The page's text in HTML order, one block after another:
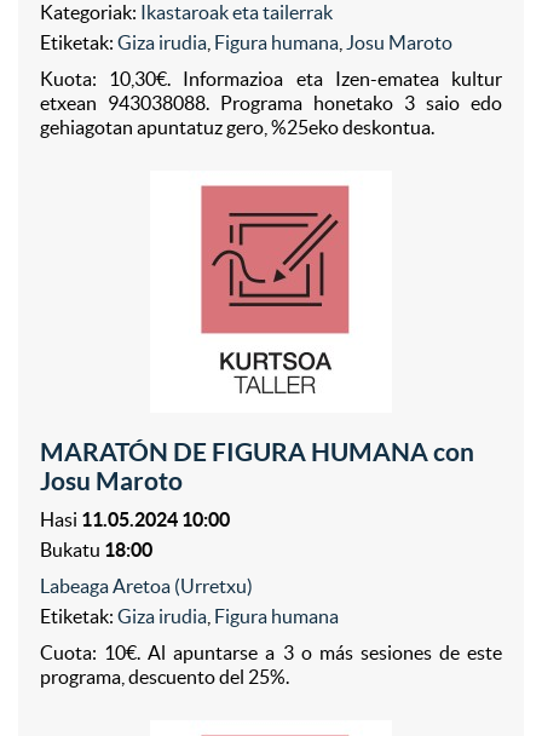
Kategoriak: Ikastaroak eta tailerrak
Etiketak: Giza irudia Figura humana Josu Maroto
Kuota: 10,30€. Informazioa eta Izen-ematea kultur
etxean 943038088. Programa honetako 3 saio edo
gehiagotan apuntatuz gero, %25eko deskontua.
MARATÓN DE FIGURA HUMANA con
Josu Maroto
Hasi 11.05.2024 10:00
Bukatu 18:00
Labeaga Aretoa (Urretxu)
Etiketak: Giza irudia Figura humana
Cuota: 10€. Al apuntarse a 3 o más sesiones de este
programa, descuento del 25%.